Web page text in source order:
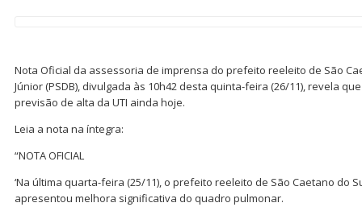
Nota Oficial da assessoria de imprensa do prefeito reeleito de São
Júnior (PSDB), divulgada às 10h42 desta quinta-feira (26/11), revela
previsão de alta da UTI ainda hoje.
Leia a nota na íntegra:
“NOTA OFICIAL
‘Na última quarta-feira (25/11), o prefeito reeleito de São Caetano do
apresentou melhora significativa do quadro pulmonar.